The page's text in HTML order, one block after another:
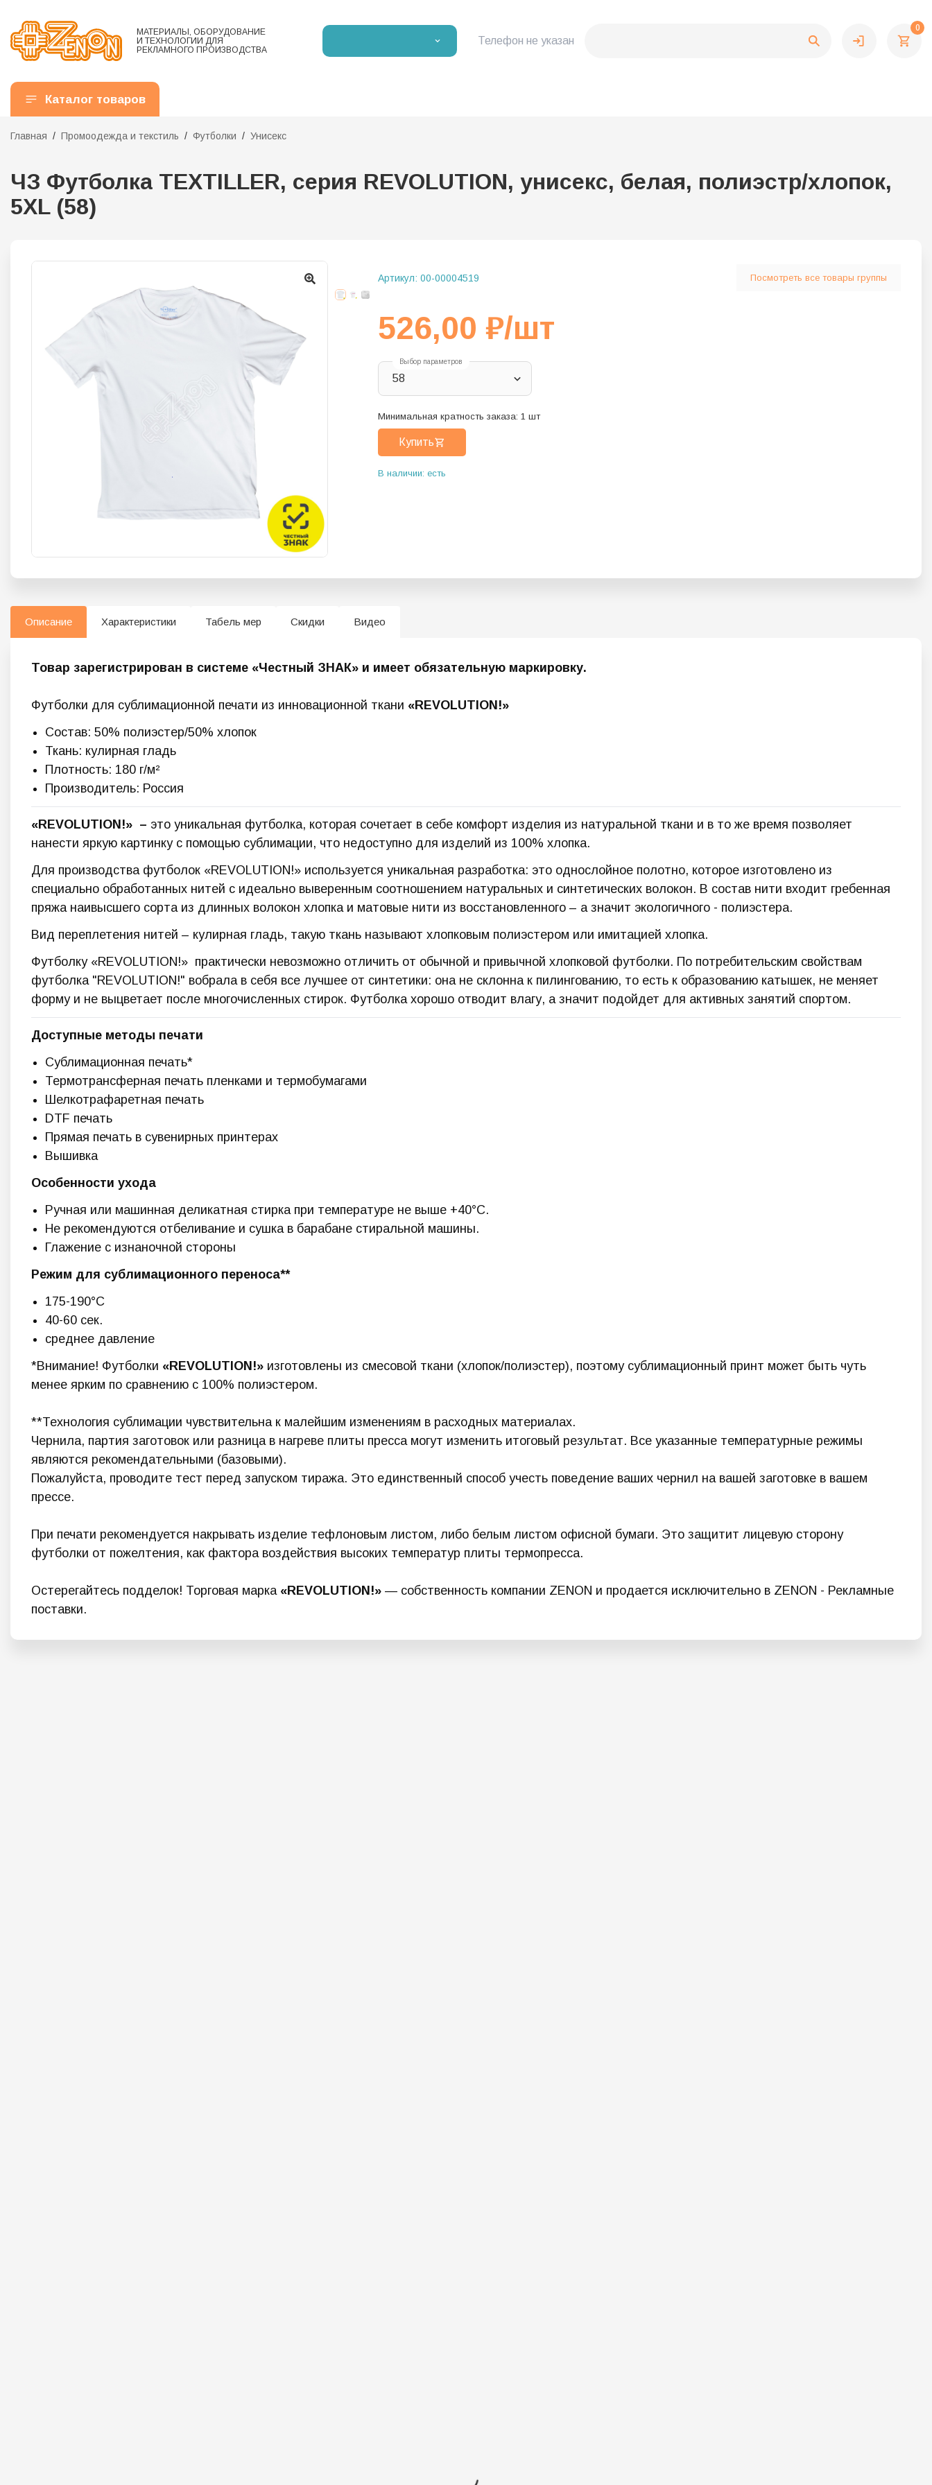
МАТЕРИАЛЫ, ОБОРУДОВАНИЕ
И ТЕХНОЛОГИИ ДЛЯ
РЕКЛАМНОГО ПРОИЗВОДСТВА
Телефон не указан
0
Каталог товаров
Главная Промоодежда и текстиль Футболки Унисекс
ЧЗ Футболка TEXTILLER, серия REVOLUTION, унисекс, белая, полиэстр/хлопок,
5ХL (58)
Артикул: 00-00004519 Посмотреть все товары группы
526,00 ₽/шт
Выбор параметров
58
Минимальная кратность заказа: 1 шт
Купить
В наличии: есть
Описание Характеристики Табель мер Скидки Видео
Товар зарегистрирован в системе «Честный ЗНАК» и имеет обязательную маркировку.
Футболки для сублимационной печати из инновационной ткани «REVOLUTION!»
Состав: 50% полиэстер/50% хлопок
Ткань: кулирная гладь
Плотность: 180 г/м²
Производитель: Россия
«REVOLUTION!» – это уникальная футболка, которая сочетает в себе комфорт изделия из натуральной ткани и в то же время позволяет
нанести яркую картинку с помощью сублимации, что недоступно для изделий из 100% хлопка.
Для производства футболок «REVOLUTION!» используется уникальная разработка: это однослойное полотно, которое изготовлено из
специально обработанных нитей с идеально выверенным соотношением натуральных и синтетических волокон. В состав нити входит гребенная
пряжа наивысшего сорта из длинных волокон хлопка и матовые нити из восстановленного – а значит экологичного - полиэстера.
Вид переплетения нитей – кулирная гладь, такую ткань называют хлопковым полиэстером или имитацией хлопка.
Футболку «REVOLUTION!» практически невозможно отличить от обычной и привычной хлопковой футболки. По потребительским свойствам
футболка "REVOLUTION!" вобрала в себя все лучшее от синтетики: она не склонна к пилингованию, то есть к образованию катышек, не меняет
форму и не выцветает после многочисленных стирок. Футболка хорошо отводит влагу, а значит подойдет для активных занятий спортом.
Доступные методы печати
Сублимационная печать*
Термотрансферная печать пленками и термобумагами
Шелкотрафаретная печать
DTF печать
Прямая печать в сувенирных принтерах
Вышивка
Особенности ухода
Ручная или машинная деликатная стирка при температуре не выше +40°C.
Не рекомендуются отбеливание и сушка в барабане стиральной машины.
Глажение с изнаночной стороны
Режим для сублимационного переноса**
175-190°C
40-60 сек.
среднее давление
*Внимание! Футболки «REVOLUTION!» изготовлены из смесовой ткани (хлопок/полиэстер), поэтому сублимационный принт может быть чуть
менее ярким по сравнению с 100% полиэстером.
**Технология сублимации чувствительна к малейшим изменениям в расходных материалах.
Чернила, партия заготовок или разница в нагреве плиты пресса могут изменить итоговый результат. Все указанные температурные режимы
являются рекомендательными (базовыми).
Пожалуйста, проводите тест перед запуском тиража. Это единственный способ учесть поведение ваших чернил на вашей заготовке в вашем
прессе.
При печати рекомендуется накрывать изделие тефлоновым листом, либо белым листом офисной бумаги. Это защитит лицевую сторону
футболки от пожелтения, как фактора воздействия высоких температур плиты термопресса.
Остерегайтесь подделок! Торговая марка «REVOLUTION!» — собственность компании ZENON и продается исключительно в ZENON - Рекламные
поставки.